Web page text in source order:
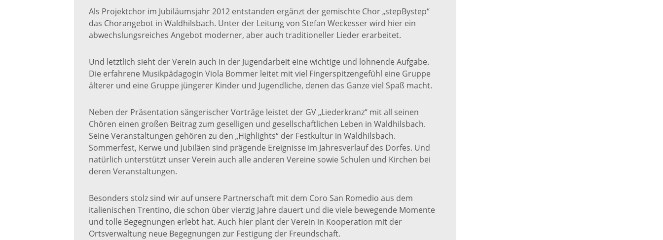
Als Projektchor im Jubiläumsjahr 2012 entstanden ergänzt der gemischte Chor „stepBystep“
das Chorangebot in Waldhilsbach. Unter der Leitung von Stefan Weckesser wird hier ein
abwechslungsreiches Angebot moderner, aber auch traditioneller Lieder erarbeitet.
Und letztlich sieht der Verein auch in der Jugendarbeit eine wichtige und lohnende Aufgabe.
Die erfahrene Musikpädagogin Viola Bommer leitet mit viel Fingerspitzengefühl eine Gruppe
älterer und eine Gruppe jüngerer Kinder und Jugendliche, denen das Ganze viel Spaß macht.
Neben der Präsentation sängerischer Vorträge leistet der GV „Liederkranz“ mit all seinen
Chören einen großen Beitrag zum geselligen und gesellschaftlichen Leben in Waldhilsbach.
Seine Veranstaltungen gehören zu den „Highlights“ der Festkultur in Waldhilsbach.
Sommerfest, Kerwe und Jubiläen sind prägende Ereignisse im Jahresverlauf des Dorfes. Und
natürlich unterstützt unser Verein auch alle anderen Vereine sowie Schulen und Kirchen bei
deren Veranstaltungen.
Besonders stolz sind wir auf unsere Partnerschaft mit dem Coro San Romedio aus dem
italienischen Trentino, die schon über vierzig Jahre dauert und die viele bewegende Momente
und tolle Begegnungen erlebt hat. Auch hier plant der Verein in Kooperation mit der
Ortsverwaltung neue Begegnungen zur Festigung der Freundschaft.